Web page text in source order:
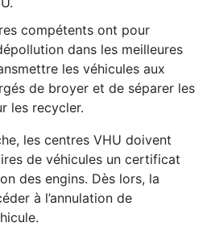
compétents ont pour
dans les meilleures
les véhicules aux
de broyer et de séparer les
les recycler.
les centres VHU doivent
de véhicules un certificat
des engins. Dès lors, la
à l’annulation de